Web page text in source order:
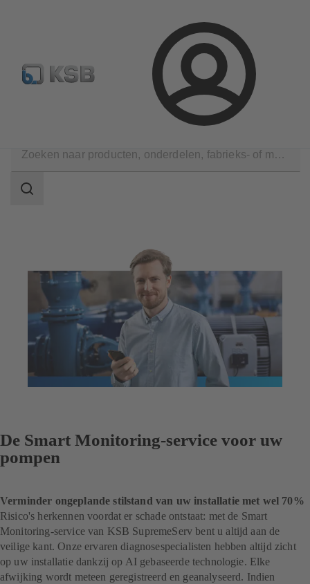
Aanmelding
Configure Product KSB Select Standaard stuklijsten
Zoekgebied
De Smart Monitoring-service voor uw
pompen
Verminder ongeplande stilstand van uw installatie met wel 70%
Risico's herkennen voordat er schade ontstaat: met de Smart
Monitoring-service van KSB SupremeServ bent u altijd aan de
veilige kant. Onze ervaren diagnosespecialisten hebben altijd zicht
op uw installatie dankzij op AI gebaseerde technologie. Elke
afwijking wordt meteen geregistreerd en geanalyseerd. Indien